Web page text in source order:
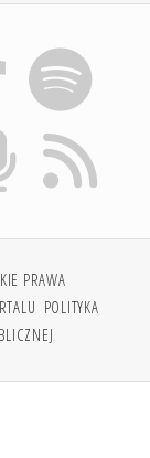
PRAWA
POLITYKA